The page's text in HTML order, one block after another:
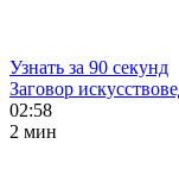
Узнать за 90 секунд
Заговор
02:58
2 мин